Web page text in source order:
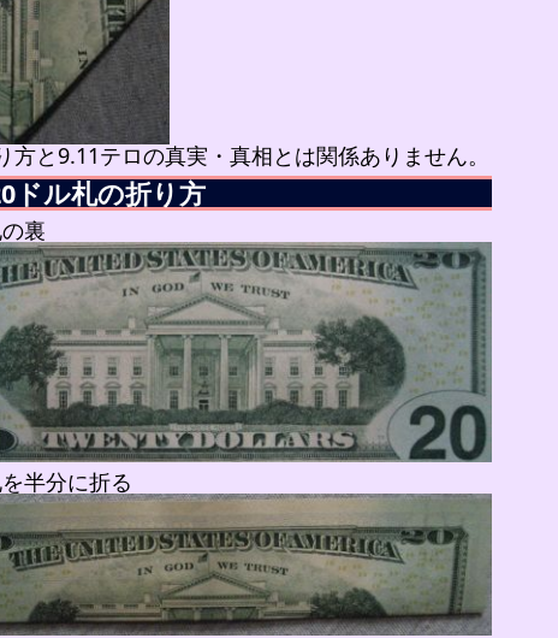
方と9.11テロの真実・真相とは関係ありません。
ドル札の折り方
裏
半分に折る